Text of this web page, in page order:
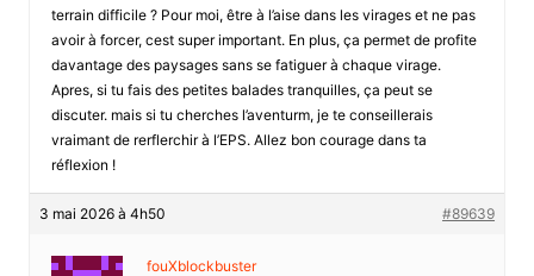
terrain difficile ? Pour moi, être à l’aise dans les virages et ne pas
avoir à forcer, cest super important. En plus, ça permet de profite
davantage des paysages sans se fatiguer à chaque virage.
Apres, si tu fais des petites balades tranquilles, ça peut se
discuter. mais si tu cherches l’aventurm, je te conseillerais
vraimant de rerflerchir à l’EPS. Allez bon courage dans ta
réflexion !
3 mai 2026 à 4h50 #89639
fouXblockbuster